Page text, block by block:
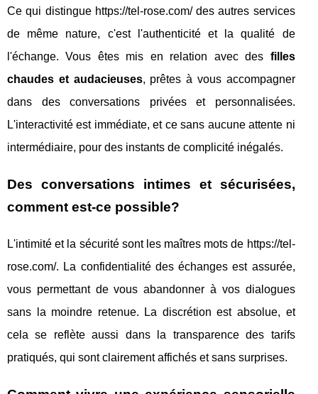
Ce qui distingue https://tel-rose.com/ des autres services
de même nature, c'est l'authenticité et la qualité de
l'échange. Vous êtes mis en relation avec des filles
chaudes et audacieuses, prêtes à vous accompagner
dans des conversations privées et personnalisées.
L'interactivité est immédiate, et ce sans aucune attente ni
intermédiaire, pour des instants de complicité inégalés.
Des conversations intimes et sécurisées,
comment est-ce possible?
L'intimité et la sécurité sont les maîtres mots de https://tel-
rose.com/. La confidentialité des échanges est assurée,
vous permettant de vous abandonner à vos dialogues
sans la moindre retenue. La discrétion est absolue, et
cela se reflète aussi dans la transparence des tarifs
pratiqués, qui sont clairement affichés et sans surprises.